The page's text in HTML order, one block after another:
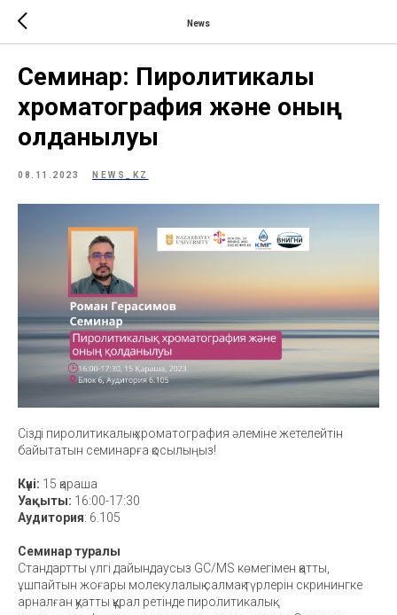
News
Семинар: Пиролитикалық
хроматография және оның
қолданылуы
08.11.2023 NEWS_KZ
Сізді пиролитикалық хроматография әлеміне жетелейтін
байытатын семинарға қосылыңыз!
Күні: 15 қараша
Уақыты: 16:00-17:30
Аудитория: 6.105
Семинар туралы
Стандартты үлгі дайындаусыз GC/MS көмегімен қатты,
ұшпайтын жоғары молекулалық салмақ түрлерін скринингке
арналған қуатты құрал ретінде пиролитикалық